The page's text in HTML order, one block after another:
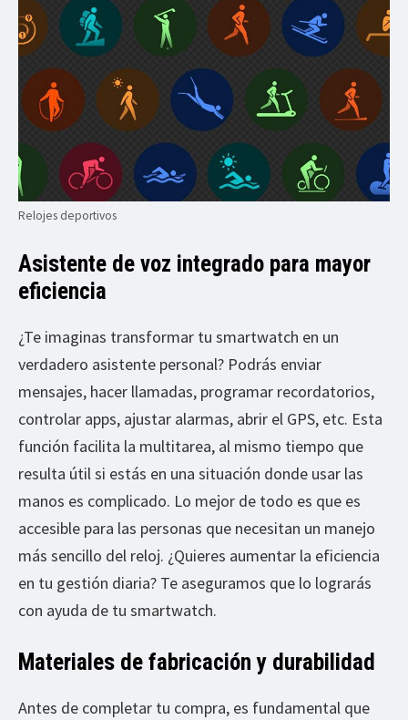
Relojes deportivos
Asistente de voz integrado para mayor
eficiencia
¿Te imaginas transformar tu smartwatch en un
verdadero asistente personal? Podrás enviar
mensajes, hacer llamadas, programar recordatorios,
controlar apps, ajustar alarmas, abrir el GPS, etc. Esta
función facilita la multitarea, al mismo tiempo que
resulta útil si estás en una situación donde usar las
manos es complicado. Lo mejor de todo es que es
accesible para las personas que necesitan un manejo
más sencillo del reloj. ¿Quieres aumentar la eficiencia
en tu gestión diaria? Te aseguramos que lo lograrás
con ayuda de tu smartwatch.
Materiales de fabricación y durabilidad
Antes de completar tu compra, es fundamental que